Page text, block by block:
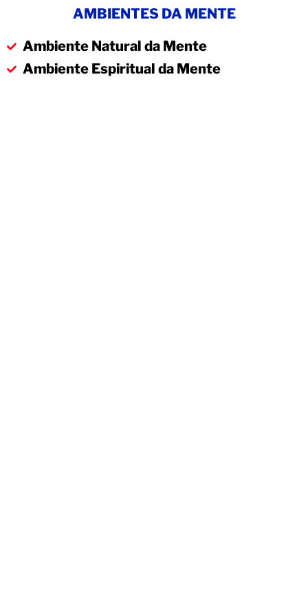
AMBIENTES DA MENTE
Ambiente Natural da Mente
Ambiente Espiritual da Mente